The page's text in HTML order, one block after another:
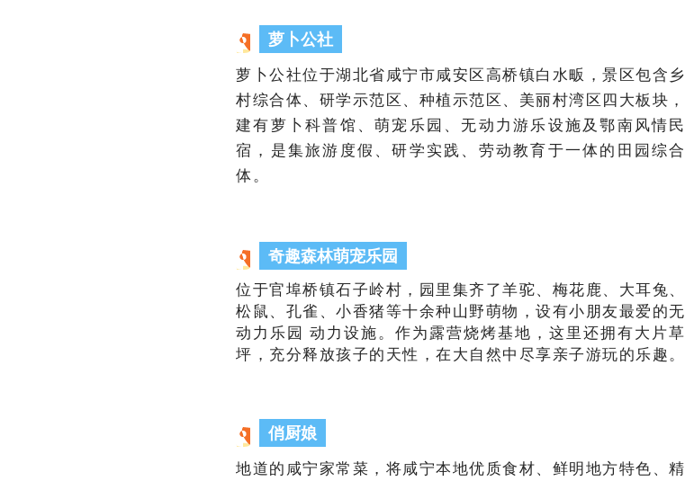
萝卜公社
萝卜公社位于湖北省咸宁市咸安区高桥镇白水畈，景区包含乡
村综合体、研学示范区、种植示范区、美丽村湾区四大板块，
建有萝卜科普馆、萌宠乐园、无动力游乐设施及鄂南风情民
宿，是集旅游度假、研学实践、劳动教育于一体的田园综合
体。
奇趣森林萌宠乐园
位于官埠桥镇石子岭村，园里集齐了羊驼、梅花鹿、大耳兔、
松鼠、孔雀、小香猪等十余种山野萌物，设有小朋友最爱的无
动力乐园 动力设施。作为露营烧烤基地，这里还拥有大片草
坪，充分释放孩子的天性，在大自然中尽享亲子游玩的乐趣。
俏厨娘
地道的咸宁家常菜，将咸宁本地优质食材、鲜明地方特色、精